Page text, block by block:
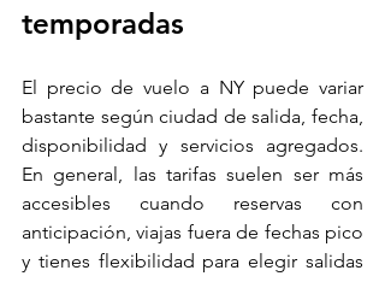
temporadas
El precio de vuelo a NY puede variar
bastante según ciudad de salida, fecha,
disponibilidad y servicios agregados.
En general, las tarifas suelen ser más
accesibles cuando reservas con
anticipación, viajas fuera de fechas pico
y tienes flexibilidad para elegir salidas